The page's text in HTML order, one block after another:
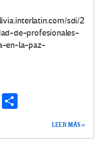
sdi/2
de-profesionales-
en-la-paz-
E
LEER MÁS »